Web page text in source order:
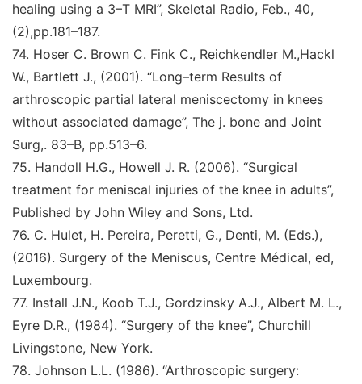
healing using a 3–T MRI”, Skeletal Radio, Feb., 40,
(2),pp.181–187.
74. Hoser C. Brown C. Fink C., Reichkendler M.,Hackl
W., Bartlett J., (2001). “Long–term Results of
arthroscopic partial lateral meniscectomy in knees
without associated damage”, The j. bone and Joint
Surg,. 83–B, pp.513–6.
75. Handoll H.G., Howell J. R. (2006). “Surgical
treatment for meniscal injuries of the knee in adults”,
Published by John Wiley and Sons, Ltd.
76. C. Hulet, H. Pereira, Peretti, G., Denti, M. (Eds.),
(2016). Surgery of the Meniscus, Centre Médical, ed,
Luxembourg.
77. Install J.N., Koob T.J., Gordzinsky A.J., Albert M. L.,
Eyre D.R., (1984). “Surgery of the knee”, Churchill
Livingstone, New York.
78. Johnson L.L. (1986). “Arthroscopic surgery: